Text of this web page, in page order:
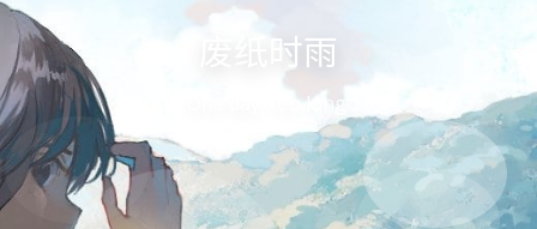
废纸时雨
One day, too long.